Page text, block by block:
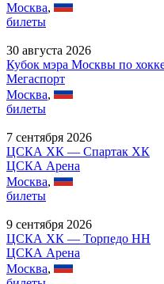
Москва,
билеты
30 августа 2026
Кубок мэра Москвы по
Мегаспорт
Москва,
билеты
7 сентября 2026
ЦСКА ХК — Спартак ХК
ЦСКА Арена
Москва,
билеты
9 сентября 2026
ЦСКА ХК — Торпедо НН
ЦСКА Арена
Москва,